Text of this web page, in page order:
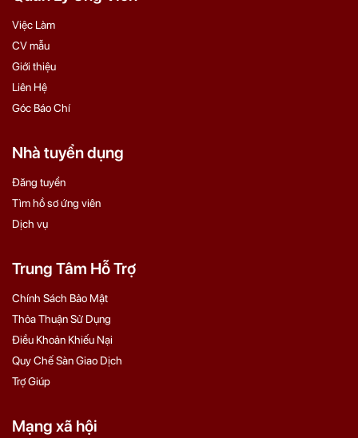
Việc Làm
CV mẫu
Giới thiệu
Liên Hệ
Góc Báo Chí
Nhà tuyển dụng
Đăng tuyển
Tìm hồ sơ ứng viên
Dịch vụ
Trung Tâm Hỗ Trợ
Chính Sách Bảo Mật
Thỏa Thuận Sử Dụng
Điều Khoản Khiếu Nại
Quy Chế Sàn Giao Dịch
Trợ Giúp
Mạng xã hội